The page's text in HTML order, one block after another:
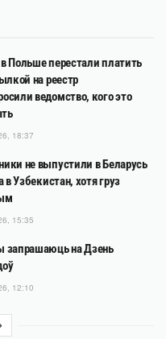
Польше перестали платить
на реестр
ведомство, кого это
18:37
не выпустили в Беларусь
в Узбекистан, хотя груз
15:35
запрашаюць на Дзень
12:10